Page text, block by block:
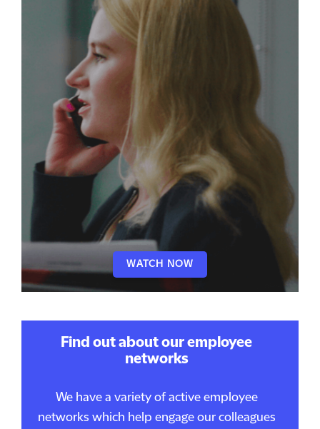
WATCH NOW
Find out about our employee
networks
We have a variety of active employee
networks which help engage our colleagues